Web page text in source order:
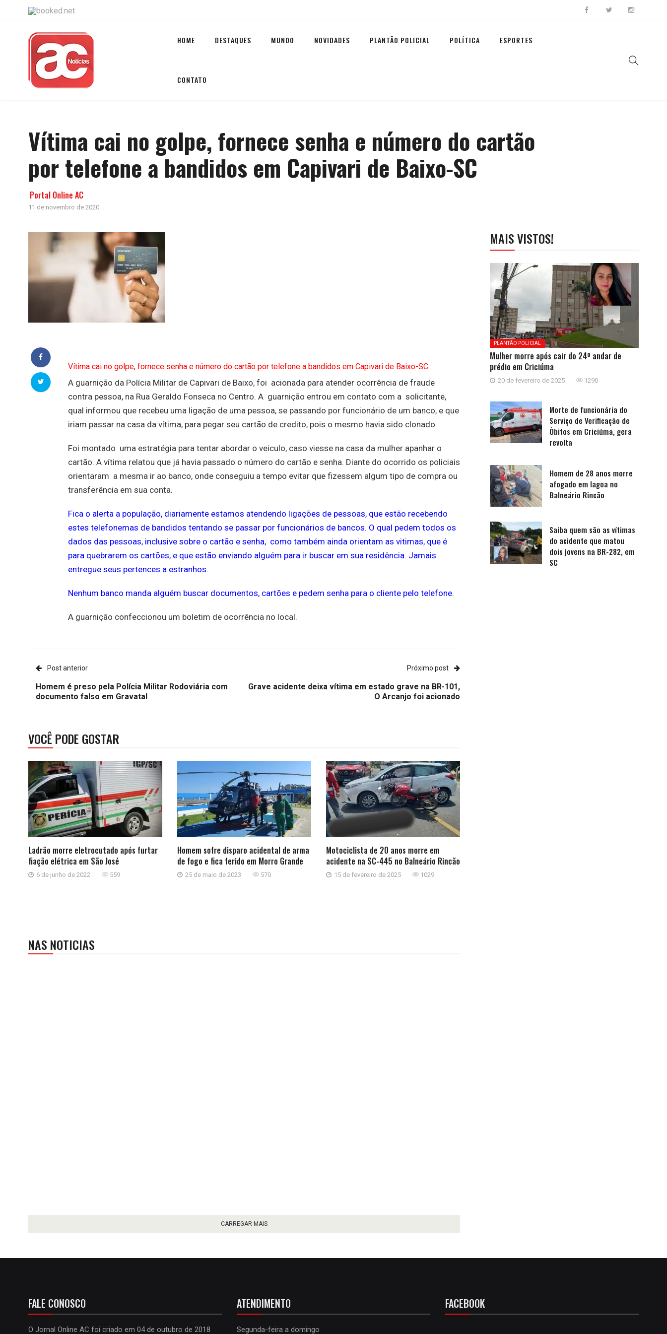
HOME DESTAQUES MUNDO NOVIDADES PLANTÃO POLICIAL POLÍTICA ESPORTES
CONTATO
Vítima cai no golpe, fornece senha e número do cartão
por telefone a bandidos em Capivari de Baixo-SC
Portal Online AC
11 de novembro de 2020
Vítima cai no golpe, fornece senha e número do cartão por telefone a bandidos em Capivari de Baixo-SC
A guarnição da Polícia Militar de Capivari de Baixo, foi acionada para atender ocorrência de fraude
contra pessoa, na Rua Geraldo Fonseca no Centro. A guarnição entrou em contato com a solicitante,
qual informou que recebeu uma ligação de uma pessoa, se passando por funcionário de um banco, e que
iriam passar na casa da vítima, para pegar seu cartão de credito, pois o mesmo havia sido clonado.
Foi montado uma estratégia para tentar abordar o veiculo, caso viesse na casa da mulher apanhar o
cartão. A vítima relatou que já havia passado o número do cartão e senha. Diante do ocorrido os policiais
orientaram a mesma ir ao banco, onde conseguiu a tempo evitar que fizessem algum tipo de compra ou
transferência em sua conta.
Fica o alerta a população, diariamente estamos atendendo ligações de pessoas, que estão recebendo
estes telefonemas de bandidos tentando se passar por funcionários de bancos. O qual pedem todos os
dados das pessoas, inclusive sobre o cartão e senha, como também ainda orientam as vitimas, que é
para quebrarem os cartões, e que estão enviando alguém para ir buscar em sua residência. Jamais
entregue seus pertences a estranhos.
Nenhum banco manda alguém buscar documentos, cartões e pedem senha para o cliente pelo telefone.
A guarnição confeccionou um boletim de ocorrência no local.
Post anterior
Homem é preso pela Polícia Militar Rodoviária com
documento falso em Gravatal
Próximo post
Grave acidente deixa vítima em estado grave na BR-101,
O Arcanjo foi acionado
VOCÊ PODE GOSTAR
Ladrão morre eletrocutado após furtar
fiação elétrica em São José
6 de junho de 2022 559
Homem sofre disparo acidental de arma
de fogo e fica ferido em Morro Grande
25 de maio de 2023 570
Motociclista de 20 anos morre em
acidente na SC-445 no Balneário Rincão
15 de fevereiro de 2025 1029
NAS NOTICIAS
CARREGAR MAIS
MAIS VISTOS!
PLANTÃO POLICIAL
Mulher morre após cair do 24º andar de
prédio em Criciúma
20 de fevereiro de 2025 1290
Morte de funcionária do
Serviço de Verificação de
Òbitos em Criciúma, gera
revolta
Homem de 28 anos morre
afogado em lagoa no
Balneário Rincão
Saiba quem são as vítimas
do acidente que matou
dois jovens na BR-282, em
SC
FALE CONOSCO
O Jornal Online AC foi criado em 04 de outubro de 2018
ATENDIMENTO
Segunda-feira a domingo
FACEBOOK